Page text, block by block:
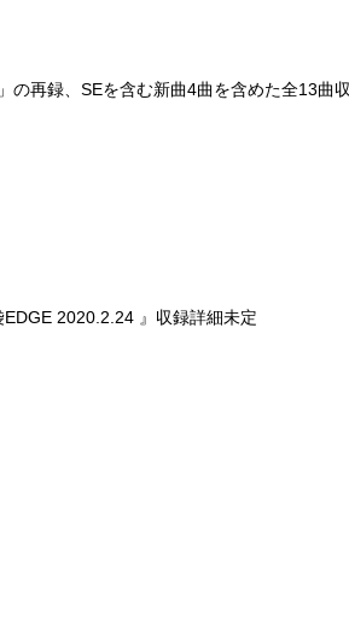
の再録、SEを含む新曲4曲を含めた全13曲
2020.2.24 』収録詳細未定